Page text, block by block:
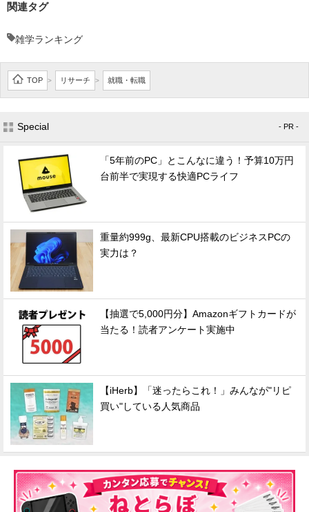
関連タグ
雑学ランキング
TOP > リサーチ > 就職・転職
Special - PR -
「5年前のPC」とこんなに違う！予算10万円
台前半で実現する快適PCライフ
重量約999g、最新CPU搭載のビジネスPCの
実力は？
【抽選で5,000円分】Amazonギフトカードが
当たる！読者アンケート実施中
【iHerb】「迷ったらこれ！」みんなが"リピ
買い"している人気商品